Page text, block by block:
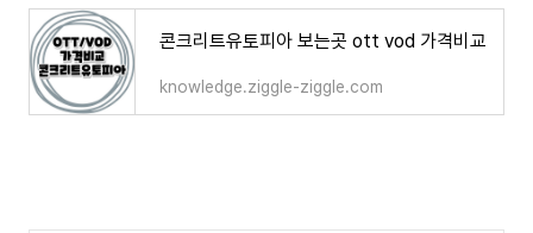
콘크리트유토피아 보는곳 ott vod 가격비교
knowledge.ziggle-ziggle.com